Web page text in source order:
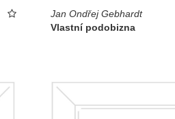
Jan Ondřej Gebhardt
Vlastní podobizna